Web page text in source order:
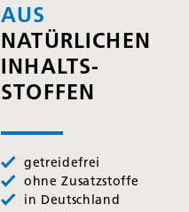
AUS
NATÜRLICHEN
INHALTS­
STOFFEN
getreidefrei
ohne Zusatzstoffe
in Deutschland